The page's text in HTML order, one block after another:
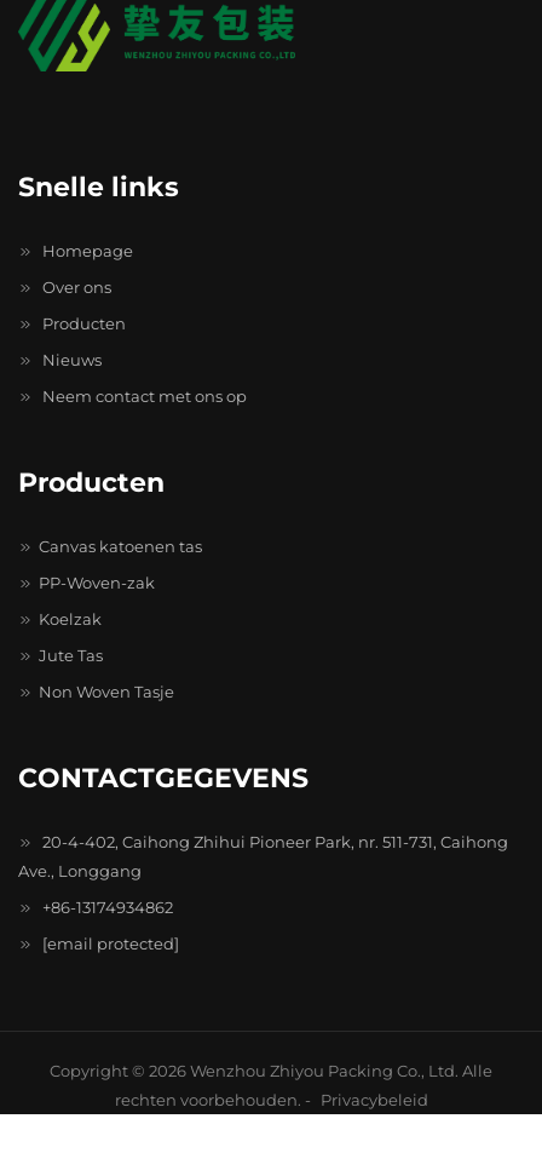
Snelle links
Homepage
Over ons
Producten
Nieuws
Neem contact met ons op
Producten
Canvas katoenen tas
PP-Woven-zak
Koelzak
Jute Tas
Non Woven Tasje
CONTACTGEGEVENS
20-4-402, Caihong Zhihui Pioneer Park, nr. 511-731, Caihong
Ave., Longgang
+86-13174934862
[email protected]
Copyright © 2026 Wenzhou Zhiyou Packing Co., Ltd. Alle
rechten voorbehouden. -
Privacybeleid